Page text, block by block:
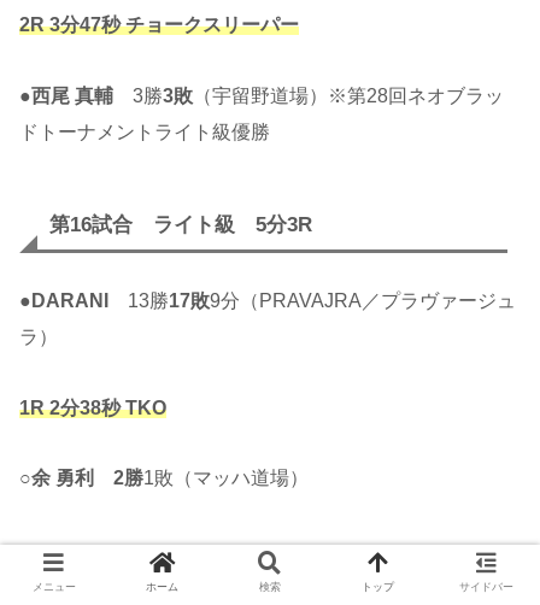
2R 3分47秒 チョークスリーパー
●西尾 真輔 3勝3敗 （宇留野道場）※第28回ネオブラッ
ドトーナメントライト級優勝
第16試合 ライト級 5分3R
● DARANI 13勝17敗9分（PRAVAJRA／プラヴァージュ
ラ）
1R 2分38秒 TKO
○余 勇利 2勝1敗（マッハ道場）
第15試合 フェザー級 5分3R
メニュー ホーム 検索 トップ サイドバー